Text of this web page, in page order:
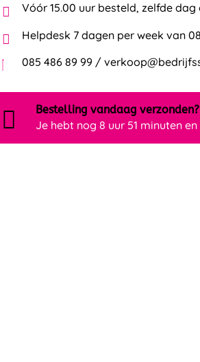
Vóór 15.00 uur besteld, zelfde
Helpdesk 7 dagen per week van
085 486 89 99 /
Bestelling vandaag verzonden?
Je hebt nog 8 uur 51 minuten